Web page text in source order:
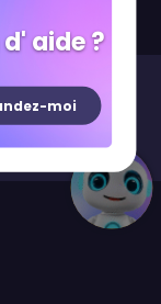
aide ?
moi